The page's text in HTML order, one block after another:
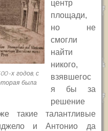
х годов, с
была
центр
площади,
но не
смогли
найти
никого,
взявшегос
я бы за
решение
такие талантливые
и Антонио да